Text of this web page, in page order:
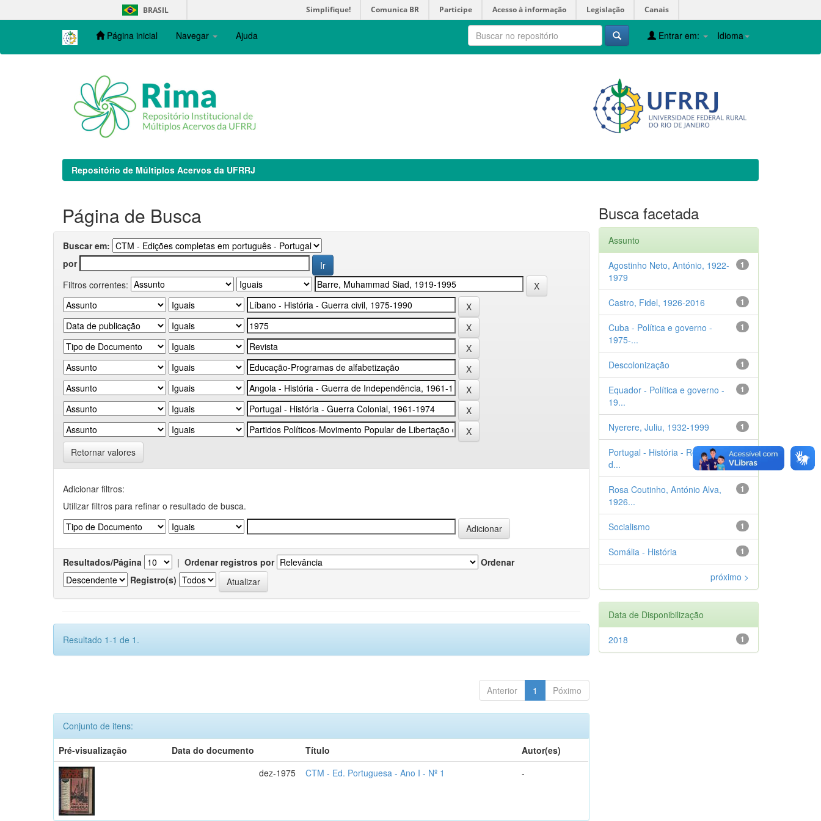
navigation
BRASIL Simplifique! Comunica BR Participe Acesso à informação Legislação Canais
Página inicial Navegar Ajuda Idioma
Entrar em:
Repositório de Múltiplos Acervos da UFRRJ
Página de Busca
Buscar em:
por
Filtros correntes:
Retornar valores
Adicionar filtros:
Utilizar filtros para refinar o resultado de busca.
Resultados/Página | Ordenar registros por
Ordenar
Registro(s)
Resultado 1-1 de 1.
Anterior 1 Póximo
Conjunto de itens:
Pré-visualização
Data do documento Título
Autor(es)
dez-1975
CTM - Ed. Portuguesa - Ano I - Nº 1 -
Busca facetada
Assunto
1
Agostinho Neto, António, 1922-
1979
1
Castro, Fidel, 1926-2016
1
Cuba - Política e governo -
1975-...
1
Descolonização
1
Equador - Política e governo -
19...
1
Nyerere, Juliu, 1932-1999
1
Portugal - História - Revolução
d...
1
Rosa Coutinho, António Alva,
1926...
1
Socialismo
1
Somália - História
próximo >
Data de Disponibilização
1
2018